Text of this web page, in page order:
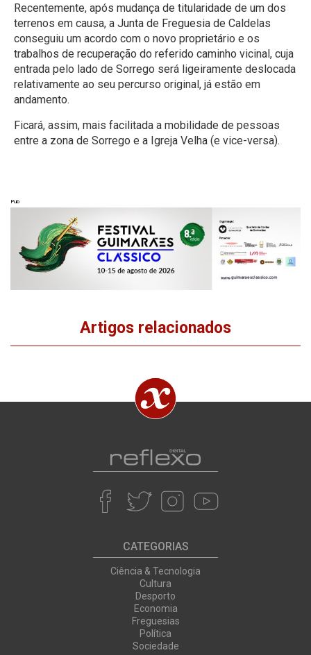
Recentemente, após mudança de titularidade de um dos
terrenos em causa, a Junta de Freguesia de Caldelas
conseguiu um acordo com o novo proprietário e os
trabalhos de recuperação do referido caminho vicinal, cuja
entrada pelo lado de Sorrego será ligeiramente deslocada
relativamente ao seu percurso original, já estão em
andamento.
Ficará, assim, mais facilitada a mobilidade de pessoas
entre a zona de Sorrego e a Igreja Velha (e vice-versa).
Pub
Artigos relacionados
CATEGORIAS
Ciência & Tecnologia
Cultura
Desporto
Economia
Freguesias
Política
Sociedade